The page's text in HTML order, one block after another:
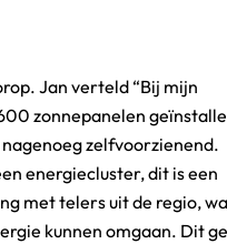
Jan verteld “Bij mijn
zonnepanelen
energiecluster, dit is een
met telers uit de regio,
kunnen omgaan. Dit
is daarnaast Planet Proof
bedrijf produceert
en BRC (British Retail